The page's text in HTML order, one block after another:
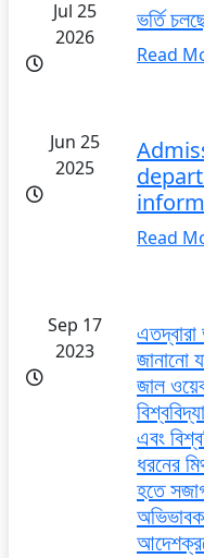
Jul 25
2026
ভর্তি
Read
Jun 25
2025
Read
Sep 17
2023
এতদ্বারা
জানানো
জাল
এবং
ধরনের
হতে